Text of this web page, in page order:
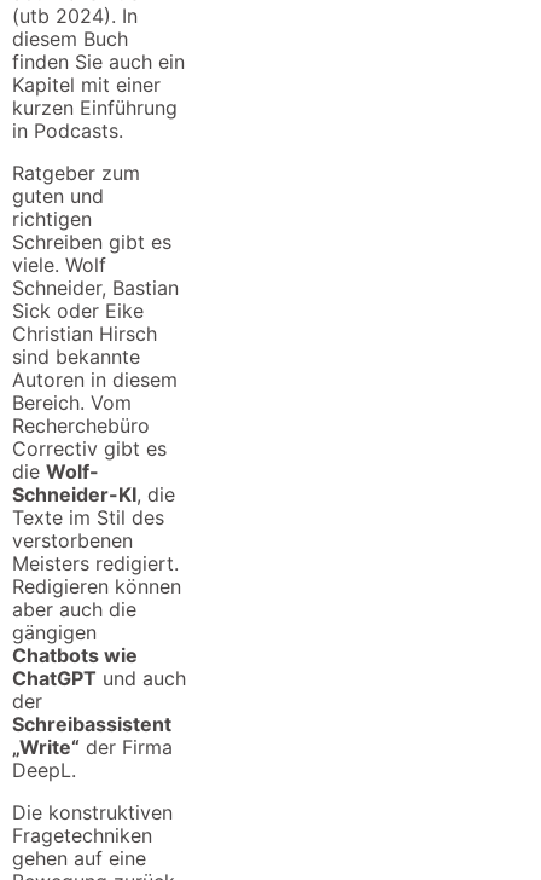
(utb 2024). In
diesem Buch
finden Sie auch ein
Kapitel mit einer
kurzen Einführung
in Podcasts.
Ratgeber zum
guten und
richtigen
Schreiben gibt es
viele. Wolf
Schneider, Bastian
Sick oder Eike
Christian Hirsch
sind bekannte
Autoren in diesem
Bereich. Vom
Recherchebüro
Correctiv gibt es
die Wolf-
Schneider-KI, die
Texte im Stil des
verstorbenen
Meisters redigiert.
Redigieren können
aber auch die
gängigen
Chatbots wie
ChatGPT und auch
der
Schreibassistent
„Write“ der Firma
DeepL.
Die konstruktiven
Fragetechniken
gehen auf eine